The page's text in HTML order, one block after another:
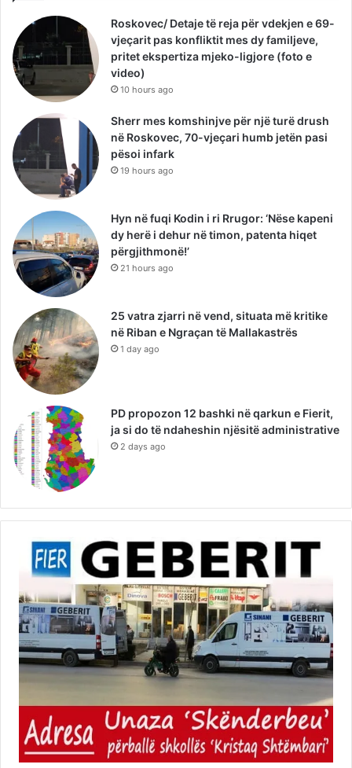
Roskovec/ Detaje të reja për vdekjen e 69-
vjeçarit pas konfliktit mes dy familjeve,
pritet ekspertiza mjeko-ligjore (foto e
video)
10 hours ago
Sherr mes komshinjve për një turë drush
në Roskovec, 70-vjeçari humb jetën pasi
pësoi infark
19 hours ago
Hyn në fuqi Kodin i ri Rrugor: ‘Nëse kapeni
dy herë i dehur në timon, patenta hiqet
përgjithmonë!’
21 hours ago
25 vatra zjarri në vend, situata më kritike
në Riban e Ngraçan të Mallakastrës
1 day ago
PD propozon 12 bashki në qarkun e Fierit,
ja si do të ndaheshin njësitë administrative
2 days ago